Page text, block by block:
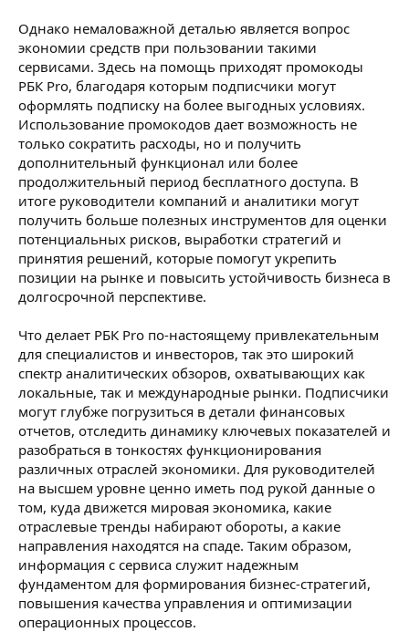
Однако немаловажной деталью является вопрос
экономии средств при пользовании такими
сервисами. Здесь на помощь приходят промокоды
РБК Pro, благодаря которым подписчики могут
оформлять подписку на более выгодных условиях.
Использование промокодов дает возможность не
только сократить расходы, но и получить
дополнительный функционал или более
продолжительный период бесплатного доступа. В
итоге руководители компаний и аналитики могут
получить больше полезных инструментов для оценки
потенциальных рисков, выработки стратегий и
принятия решений, которые помогут укрепить
позиции на рынке и повысить устойчивость бизнеса в
долгосрочной перспективе.
Что делает РБК Pro по-настоящему привлекательным
для специалистов и инвесторов, так это широкий
спектр аналитических обзоров, охватывающих как
локальные, так и международные рынки. Подписчики
могут глубже погрузиться в детали финансовых
отчетов, отследить динамику ключевых показателей и
разобраться в тонкостях функционирования
различных отраслей экономики. Для руководителей
на высшем уровне ценно иметь под рукой данные о
том, куда движется мировая экономика, какие
отраслевые тренды набирают обороты, а какие
направления находятся на спаде. Таким образом,
информация с сервиса служит надежным
фундаментом для формирования бизнес-стратегий,
повышения качества управления и оптимизации
операционных процессов.